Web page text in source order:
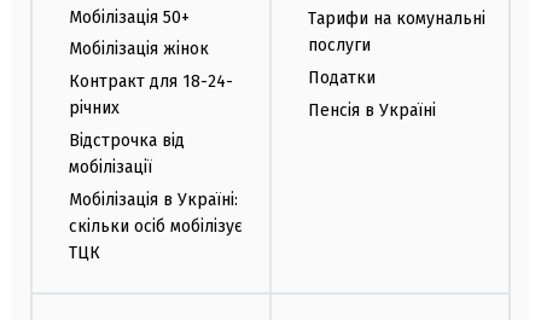
Мобілізація 50+
Мобілізація жінок
Контракт для 18-24-
річних
Відстрочка від
мобілізації
Мобілізація в Україні:
скільки осіб мобілізує
ТЦК
Тарифи на комунальні
послуги
Податки
Пенсія в Україні